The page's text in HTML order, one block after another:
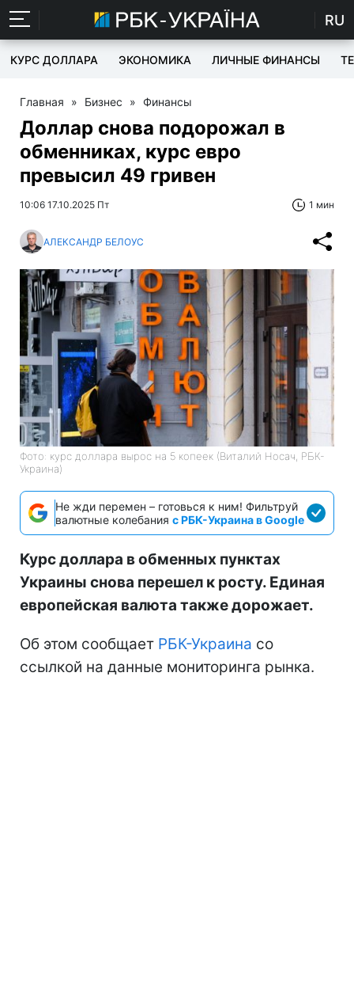
RU
КУРС ДОЛЛАРА ЭКОНОМИКА ЛИЧНЫЕ ФИНАНСЫ
Главная » Бизнес » Финансы
Доллар снова подорожал в
обменниках, курс евро
превысил 49 гривен
10:06 17.10.2025 Пт 1 мин
АЛЕКСАНДР БЕЛОУС
Фото: курс доллара вырос на 5 копеек (Виталий Носач, РБК-
Украина)
Не жди перемен – готовься к ним! Фильтруй
валютные колебания с РБК-Украина в Google
Курс доллара в обменных пунктах
Украины снова перешел к росту. Единая
европейская валюта также дорожает.
Об этом сообщает РБК-Украина со
ссылкой на данные мониторинга рынка.